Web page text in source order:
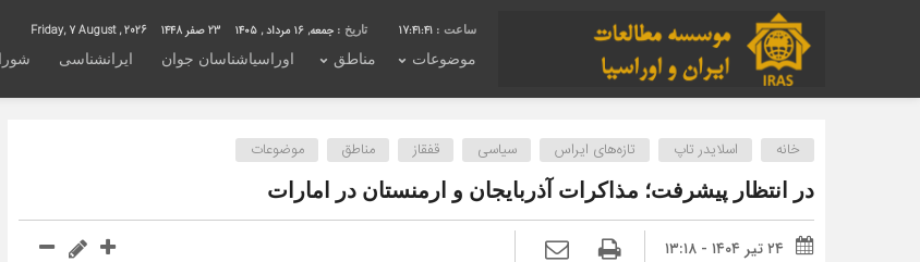
17:41:41 تاریخ : جمعه, ۱۶ مرداد , ۱۴۰۵ 23 صفر 1448
موضوعات مناطق اوراسیاشناسان جوان ایرانشناسی
خانه اسلایدر تاپ تازه‌های ایراس سیاسی قفقاز مناطق
موضوعات
در انتظار پیشرفت؛ مذاکرات آذربایجان و ارمنستان در امارات
۲۴ تیر ۱۴۰۴ - ۱۳:۱۸